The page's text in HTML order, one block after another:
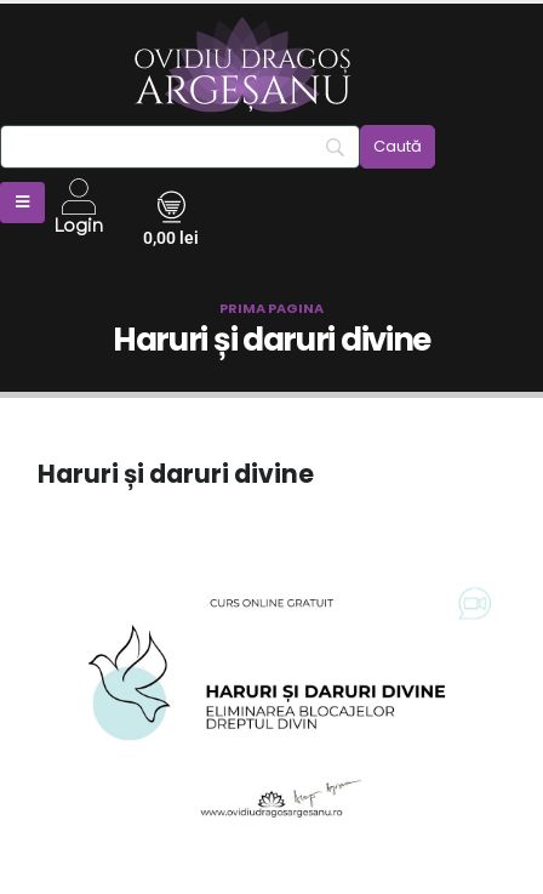
Login 0,00 lei
PRIMA PAGINA
Haruri și daruri divine
Haruri și daruri divine